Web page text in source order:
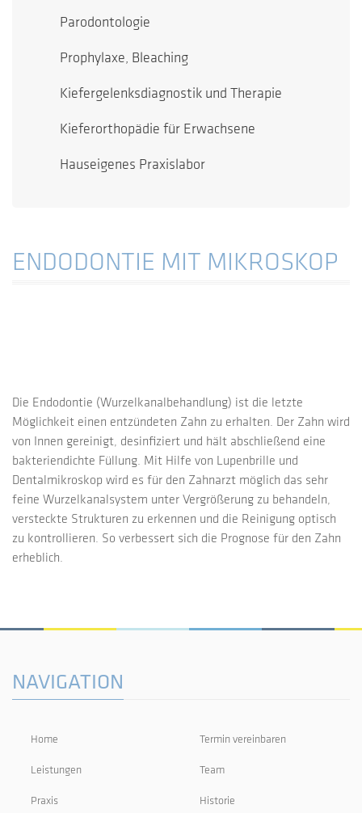
Parodontologie
Prophylaxe, Bleaching
Kiefergelenksdiagnostik und Therapie
Kieferorthopädie für Erwachsene
Hauseigenes Praxislabor
ENDODONTIE MIT MIKROSKOP
Die Endodontie (Wurzelkanalbehandlung) ist die letzte
Möglichkeit einen entzündeten Zahn zu erhalten. Der Zahn wird
von Innen gereinigt, desinfiziert und hält abschließend eine
bakteriendichte Füllung. Mit Hilfe von Lupenbrille und
Dentalmikroskop wird es für den Zahnarzt möglich das sehr
feine Wurzelkanalsystem unter Vergrößerung zu behandeln,
versteckte Strukturen zu erkennen und die Reinigung optisch
zu kontrollieren. So verbessert sich die Prognose für den Zahn
erheblich.
NAVIGATION
Home Termin vereinbaren
Leistungen Team
Praxis Historie